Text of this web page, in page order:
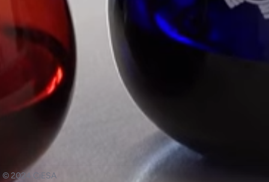
© 2024 CiESA